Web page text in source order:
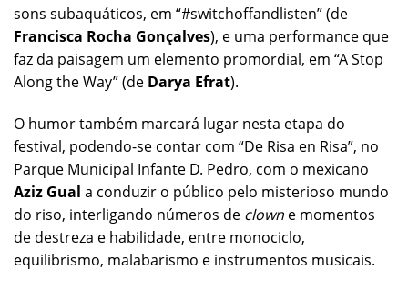
sons subaquáticos, em “#switchoffandlisten” (de
Francisca Rocha Gonçalves), e uma performance que
faz da paisagem um elemento promordial, em “A Stop
Along the Way” (de Darya Efrat).
O humor também marcará lugar nesta etapa do
festival, podendo-se contar com “De Risa en Risa”, no
Parque Municipal Infante D. Pedro, com o mexicano
Aziz Gual a conduzir o público pelo misterioso mundo
do riso, interligando números de clown e momentos
de destreza e habilidade, entre monociclo,
equilibrismo, malabarismo e instrumentos musicais.